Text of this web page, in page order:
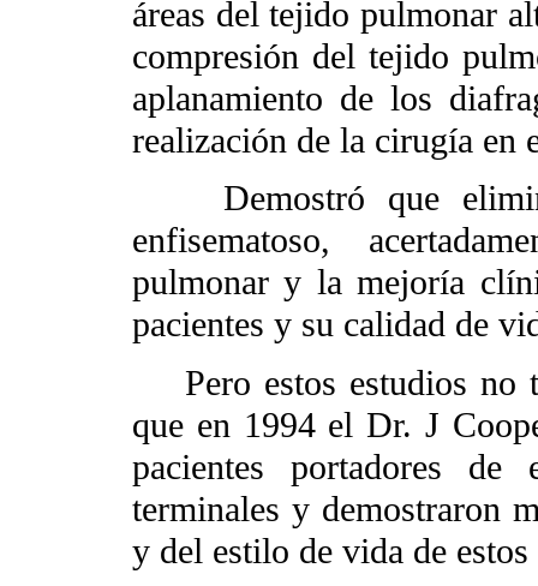
áreas del tejido pulmonar
compresión del tejido
aplanamiento de los
realización de la cirugía en
Demostró que
enfisematoso,
pulmonar y la mejoría
pacientes y su calidad de
Pero estos estudios no
que en 1994 el Dr. J
pacientes portadores
terminales y demostraron
y del estilo de vida de